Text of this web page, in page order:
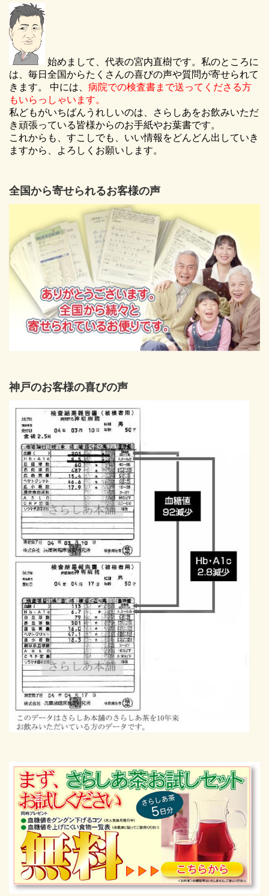
始めまして、代表の宮内直樹です。私のところに
は、毎日全国からたくさんの喜びの声や質問が寄せられて
きます。 中には、 病院での検査書まで送ってくださる方
もいらっしゃいます。
私どもがいちばんうれしいのは、さらしあをお飲みいただ
き頑張っている皆様からのお手紙やお葉書です。
これからも、すこしでも、いい情報をどんどん出していき
ますから、よろしくお願いします。
全国から寄せられるお客様の声
神戸のお客様の喜びの声